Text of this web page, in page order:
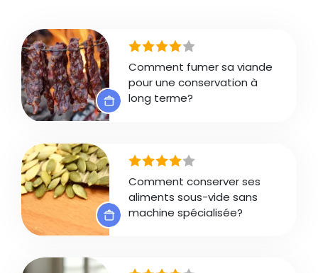
Comment fumer sa viande
pour une conservation à
long terme?
Comment conserver ses
aliments sous-vide sans
machine spécialisée?